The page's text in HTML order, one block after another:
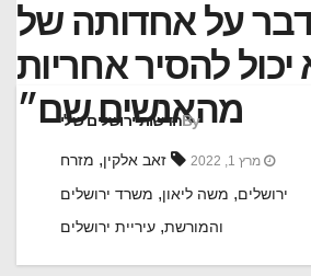
על אחדותה של
יכול להסיר אחריות
מהאנשים שם״
Byחדשות ‫ירושלים שלי
מרץ 1, 2022 זאב אלקין, מזרח
ירושלים, משה ליאון, משרד ירושלים
והמורשת, עיריית ירושלים